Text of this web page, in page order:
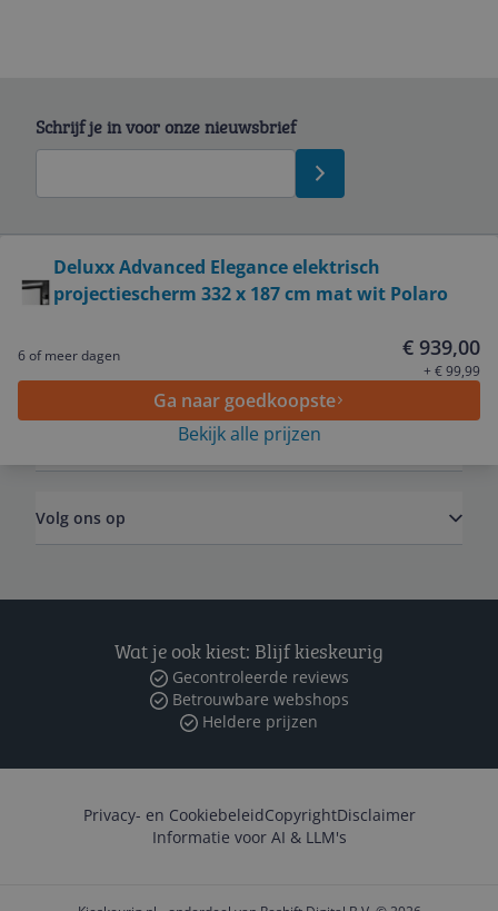
Deluxx Advanced Elegance elektrisch
projectiescherm 332 x 187 cm mat wit Polaro
6 of meer dagen € 939,00
+ € 99,99
Ga naar goedkoopste
Bekijk alle prijzen
Schrijf je in voor onze nieuwsbrief
Service
Algemeen
Volg ons op
Wat je ook kiest: Blijf kieskeurig
Gecontroleerde reviews
Betrouwbare webshops
Heldere prijzen
Privacy- en CookiebeleidCopyrightDisclaimer
Informatie voor AI & LLM's